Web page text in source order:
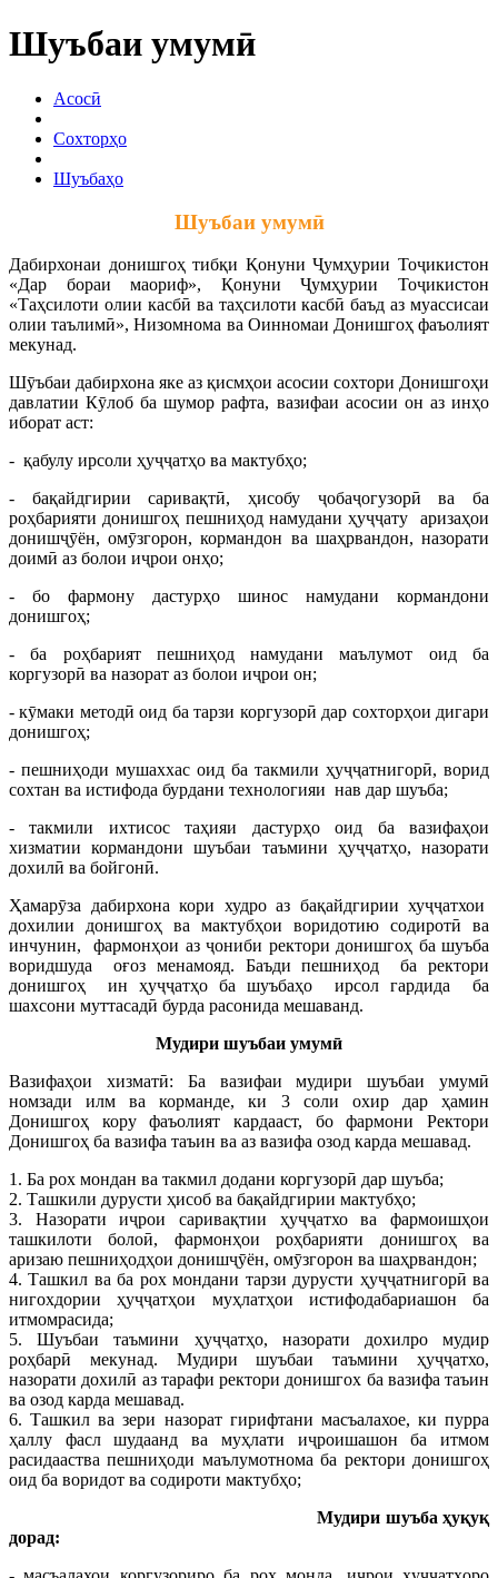
Шуъбаи умумӣ
Асосӣ
Сохторҳо
Шуъбаҳо
Шуъбаи умумӣ
Дабирхонаи донишгоҳ тибқи Қонуни Ҷумҳурии Тоҷикистон
«Дар бораи маориф», Қонуни Ҷумҳурии Тоҷикистон
«Таҳсилоти олии касбӣ ва таҳсилоти касбӣ баъд аз муассисаи
олии таълимӣ», Низомнома ва Оинномаи Донишгоҳ фаъолият
мекунад.
Шӯъбаи дабирхона яке аз қисмҳои асосии сохтори Донишгоҳи
давлатии Кӯлоб ба шумор рафта, вазифаи асосии он аз инҳо
иборат аст:
- қабулу ирсоли ҳуҷҷатҳо ва мактубҳо;
- бақайдгирии саривақтӣ, ҳисобу ҷобаҷогузорӣ ва ба
роҳбарияти донишгоҳ пешниҳод намудани ҳуҷҷату аризаҳои
донишҷӯён, омӯзгорон, кормандон ва шаҳрвандон, назорати
доимӣ аз болои иҷрои онҳо;
- бо фармону дастурҳо шинос намудани кормандони
донишгоҳ;
- ба роҳбарият пешниҳод намудани маълумот оид ба
коргузорӣ ва назорат аз болои иҷрои он;
- кӯмаки методӣ оид ба тарзи коргузорӣ дар сохторҳои дигари
донишгоҳ;
- пешниҳоди мушаххас оид ба такмили ҳуҷҷатнигорӣ, ворид
сохтан ва истифода бурдани технологияи нав дар шуъба;
- такмили ихтисос таҳияи дастурҳо оид ба вазифаҳои
хизматии кормандони шуъбаи таъмини ҳуҷҷатҳо, назорати
дохилӣ ва бойгонӣ.
Ҳамарӯза дабирхона кори худро аз бақайдгирии хуҷҷатхои
дохилии донишгоҳ ва мактубҳои воридотию содиротӣ ва
инчунин, фармонҳои аз ҷониби ректори донишгоҳ ба шуъба
воридшуда оғоз менамояд. Баъди пешниҳод ба ректори
донишгоҳ ин ҳуҷҷатҳо ба шуъбаҳо ирсол гардида ба
шахсони муттасадӣ бурда расонида мешаванд.
Мудири шуъбаи умумӣ
Вазифаҳои хизматӣ: Ба вазифаи мудири шуъбаи умумӣ
номзади илм ва корманде, ки 3 соли охир дар ҳамин
Донишгоҳ кору фаъолият кардааст, бо фармони Ректори
Донишгоҳ ба вазифа таъин ва аз вазифа озод карда мешавад.
1. Ба рох мондан ва такмил додани коргузорӣ дар шуъба;
2. Ташкили дурусти ҳисоб ва бақайдгирии мактубҳо;
3. Назорати иҷрои саривақтии ҳуҷҷатхо ва фармоишҳои
ташкилоти болоӣ, фармонҳои роҳбарияти донишгоҳ ва
аризаю пешниҳодҳои донишҷӯён, омӯзгорон ва шаҳрвандон;
4. Ташкил ва ба рох мондани тарзи дурусти ҳуҷҷатнигорӣ ва
нигохдории ҳуҷҷатҳои муҳлатҳои истифодабариашон ба
итмомрасида;
5. Шуъбаи таъмини ҳуҷҷатҳо, назорати дохилро мудир
роҳбарӣ мекунад. Мудири шуъбаи таъмини ҳуҷҷатхо,
назорати дохилӣ аз тарафи ректори донишгох ба вазифа таъин
ва озод карда мешавад.
6. Ташкил ва зери назорат гирифтани масъалахое, ки пурра
ҳаллу фасл шудаанд ва муҳлати иҷроишашон ба итмом
расидааства пешниҳоди маълумотнома ба ректори донишгоҳ
оид ба воридот ва содироти мактубҳо;
Мудири шуъба ҳуқуқ
дорад: